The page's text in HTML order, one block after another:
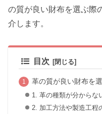
の質が良い財布を選ぶ際
介します。
目次
革の質が良い財布を
1. 革の種類が分からな
2. 加工方法や製造工程